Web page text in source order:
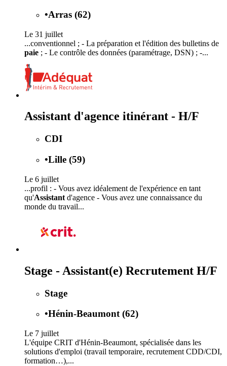
•Arras (62)
Le 31 juillet
...conventionnel ; - La préparation et l'édition des bulletins de
paie ; - Le contrôle des données (paramétrage, DSN) ; -...
Assistant d'agence itinérant - H/F
CDI
•Lille (59)
Le 6 juillet
...profil : - Vous avez idéalement de l'expérience en tant
qu'Assistant d'agence - Vous avez une connaissance du
monde du travail...
Stage - Assistant(e) Recrutement H/F
Stage
•Hénin-Beaumont (62)
Le 7 juillet
L'équipe CRIT d'Hénin-Beaumont, spécialisée dans les
solutions d'emploi (travail temporaire, recrutement CDD/CDI,
formation…),...